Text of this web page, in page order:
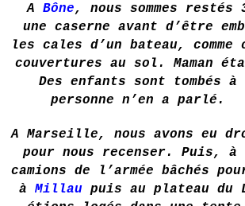
A Bône, nous sommes restés
une caserne avant d’être
les cales d’un bateau, comme
couvertures au sol. Maman
Des enfants sont tombés
personne n’en a
A Marseille, nous avons eu
pour nous recenser. Puis, à
camions de l’armée bâchés
à Millau puis au plateau du